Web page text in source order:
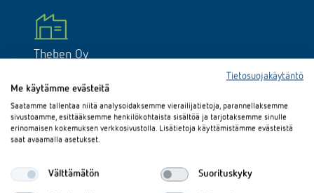
Tehokkaita apulaisia energiakriisissä
Historia
Theben Oy
Kraputie 2
00890 Helsinki
Suomi
Phone: +358 9 4242 7877
Tietosuojakäytäntö
Me käytämme evästeitä
Saatamme tallentaa niitä analysoidaksemme vierailijatietoja, parannellaksemme
sivustoamme, esittääksemme henkilökohtaista sisältöä ja tarjotaksemme sinulle
erinomaisen kokemuksen verkkosivustolla. Lisätietoja käyttämistämme evästeistä
saat avaamalla asetukset.
Välttämätön Suorituskyky